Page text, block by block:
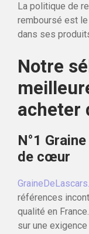
La politique de
remboursé est le
dans ses
Notre
acheter
N°1
de cœur
références
qualité en
sur une